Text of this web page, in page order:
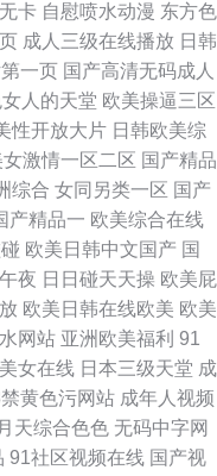
卡 自慰喷水动漫 东方色
成人三级在线播放 日韩
一页 国产高清无码成人
人的天堂 欧美操逼三区
性开放大片 日韩欧美综
女激情一区二区 国产精品
综合 女同另类一区 国产
产精品一 欧美综合在线
欧美日韩中文国产 国
夜 日日碰天天操 欧美屁
欧美日韩在线欧美 欧美
网站 亚洲欧美福利 91
女在线 日本三级天堂 成
黄色污网站 成年人视频
天综合色色 无码中字网
91社区视频在线 国产视